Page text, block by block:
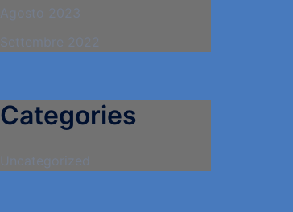
Agosto 2023
Settembre 2022
Categories
Uncategorized